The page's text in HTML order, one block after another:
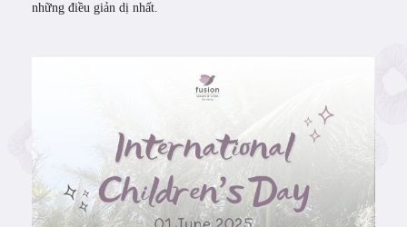
những điều giản dị nhất.